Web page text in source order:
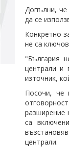
Допълни, че
да се
Конкретно
не са
"България
централи и
източник,
Посочи, че
разширение
са
централи.